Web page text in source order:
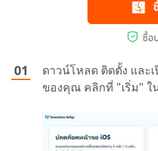
ดาวน์โหลด ติดตั้ง และ
ของคุณ คลิกที่ "เริ่ม" ใ